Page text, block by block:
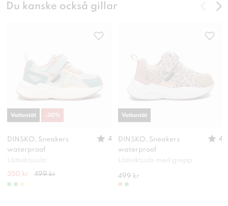
Du kanske också gillar
DINSKO, Sneakers
waterproof
4
Lättviktssula
350 kr 499 kr
Vattentät -30%
DINSKO, Sneakers
waterproof
4
Lättviktsula med grepp
499 kr
Vattentät